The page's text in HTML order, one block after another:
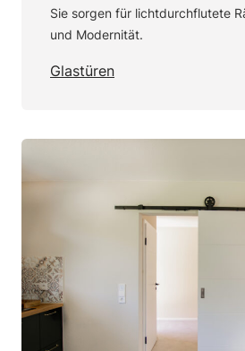
Sie sorgen für lichtdurchflutete
und Modernität.
Glastüren